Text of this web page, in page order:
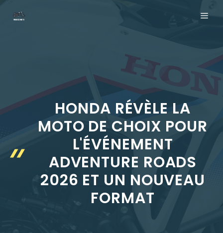
HONDA RÉVÈLE LA
MOTO DE CHOIX POUR
L'ÉVÉNEMENT
ADVENTURE ROADS
2026 ET UN NOUVEAU
FORMAT